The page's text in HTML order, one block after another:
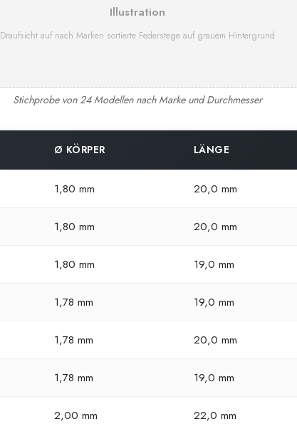
Illustration
Draufsicht auf nach Marken sortierte Federstege auf grauem Hintergrund
Stichprobe von 24 Modellen nach Marke und Durchmesser
Ø KÖRPER LÄNGE
1,80 mm 20,0 mm
1,80 mm 20,0 mm
1,80 mm 19,0 mm
1,78 mm 19,0 mm
1,78 mm 20,0 mm
1,78 mm 19,0 mm
2,00 mm 22,0 mm